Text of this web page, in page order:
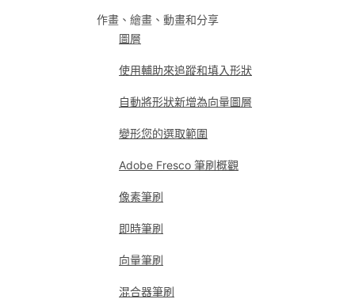
作畫、繪畫、動畫和分享
圖層
使用輔助來追蹤和填入形狀
自動將形狀新增為向量圖層
變形您的選取範圍
Adobe Fresco 筆刷概觀
像素筆刷
即時筆刷
向量筆刷
混合器筆刷